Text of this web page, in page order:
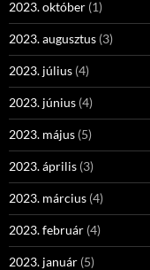
2023. október (1)
2023. augusztus (3)
2023. július (4)
2023. június (4)
2023. május (5)
2023. április (3)
2023. március (4)
2023. február (4)
2023. január (5)